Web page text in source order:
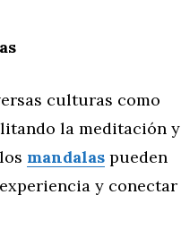
culturas como
la meditación y
mandalas pueden
y conectar